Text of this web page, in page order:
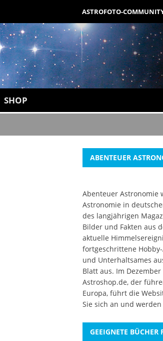
ASTROFOTO-
SHOP
ABENTEUER
Abenteuer Astronomie
Astronomie in
des langjährigen
Bilder und Fakten aus
aktuelle
fortgeschrittene
und Unterhaltsames
Blatt aus. Im
Astroshop.de, der
Europa, führt die
Sie sich an und
GEEIGNETE BÜCHER